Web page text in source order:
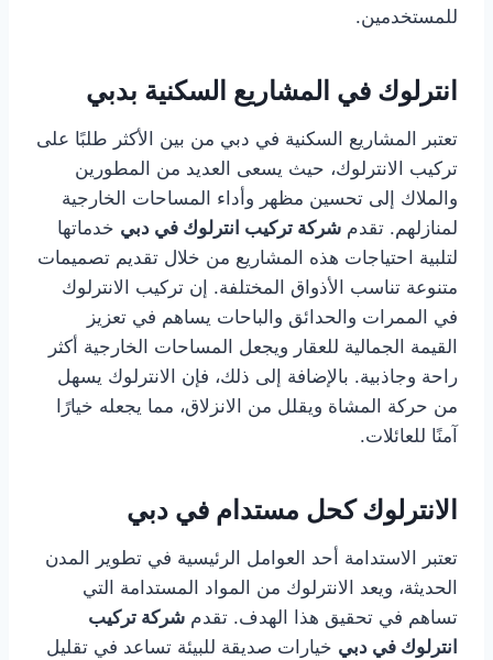
للمستخدمين.
انترلوك في المشاريع السكنية بدبي
تعتبر المشاريع السكنية في دبي من بين الأكثر طلبًا على
تركيب الانترلوك، حيث يسعى العديد من المطورين
والملاك إلى تحسين مظهر وأداء المساحات الخارجية
لمنازلهم. تقدم شركة تركيب انترلوك في دبي خدماتها
لتلبية احتياجات هذه المشاريع من خلال تقديم تصميمات
متنوعة تناسب الأذواق المختلفة. إن تركيب الانترلوك
في الممرات والحدائق والباحات يساهم في تعزيز
القيمة الجمالية للعقار ويجعل المساحات الخارجية أكثر
راحة وجاذبية. بالإضافة إلى ذلك، فإن الانترلوك يسهل
من حركة المشاة ويقلل من الانزلاق، مما يجعله خيارًا
آمنًا للعائلات.
الانترلوك كحل مستدام في دبي
تعتبر الاستدامة أحد العوامل الرئيسية في تطوير المدن
الحديثة، ويعد الانترلوك من المواد المستدامة التي
تساهم في تحقيق هذا الهدف. تقدم شركة تركيب
انترلوك في دبي خيارات صديقة للبيئة تساعد في تقليل